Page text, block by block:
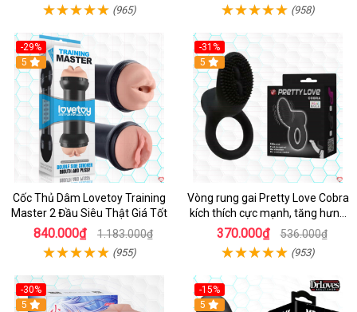
(965) (958)
-29%
Hot
5
Cốc Thủ Dâm Lovetoy Training
Master 2 Đầu Siêu Thật Giá Tốt
840.000₫ 1.183.000₫
(955)
-31%
5
Vòng rung gai Pretty Love Cobra
kích thích cực mạnh, tăng hưng
phấn
370.000₫ 536.000₫
(953)
-30%
Hot
5
-15%
Hot
5